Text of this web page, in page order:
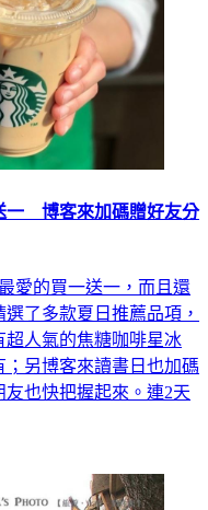
一 博客來加碼贈好友分
愛的買一送一，而且還
了多款夏日推薦品項，
超人氣的焦糖咖啡星冰
另博客來讀書日也加碼
也快把握起來。連2天